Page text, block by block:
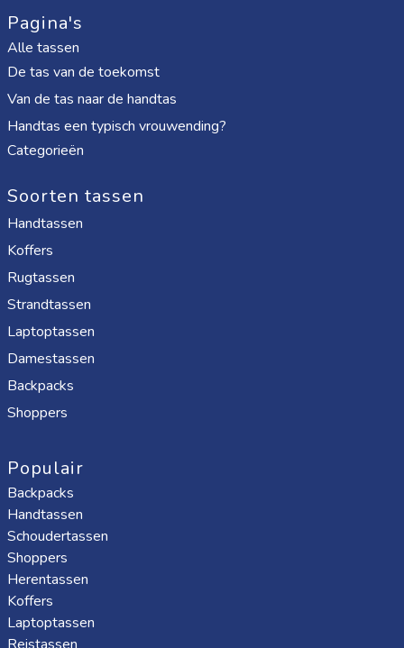
Pagina's
Alle tassen
De tas van de toekomst
Van de tas naar de handtas
Handtas een typisch vrouwending?
Categorieën
Soorten tassen
Handtassen
Koffers
Rugtassen
Strandtassen
Laptoptassen
Damestassen
Backpacks
Shoppers
Populair
Backpacks
Handtassen
Schoudertassen
Shoppers
Herentassen
Koffers
Laptoptassen